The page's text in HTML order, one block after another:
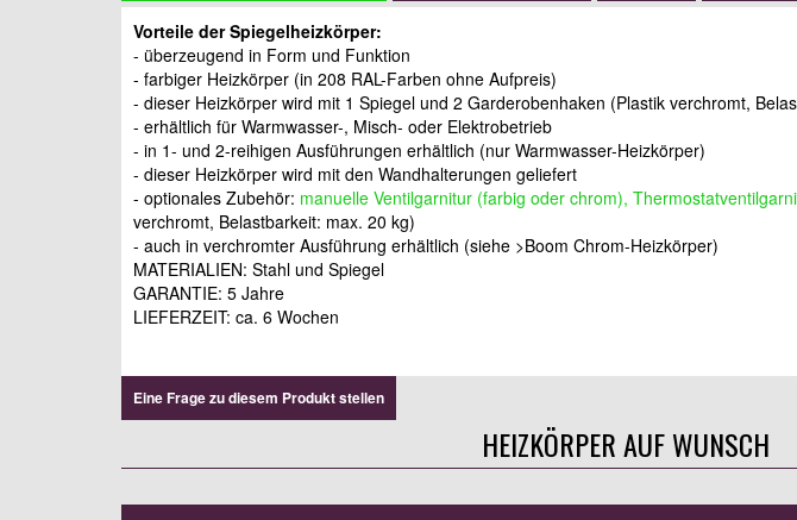
Vorteile der Spiegelheizkörper:
- überzeugend in Form und Funktion
- farbiger Heizkörper (in 208 RAL-Farben ohne Aufpreis)
- dieser Heizkörper wird mit 1 Spiegel und 2 Garderobenhaken (Plastik verchromt,
- erhältlich für Warmwasser-, Misch- oder Elektrobetrieb
- in 1- und 2-reihigen Ausführungen erhältlich (nur Warmwasser-Heizkörper)
- dieser Heizkörper wird mit den Wandhalterungen geliefert
- optionales Zubehör: manuelle Ventilgarnitur (farbig oder chrom),
verchromt, Belastbarkeit: max. 20 kg)
- auch in verchromter Ausführung erhältlich (siehe >Boom Chrom-Heizkörper)
MATERIALIEN: Stahl und Spiegel
GARANTIE: 5 Jahre
LIEFERZEIT: ca. 6 Wochen
Eine Frage zu diesem Produkt stellen
HEIZKÖRPER AUF WUNSCH